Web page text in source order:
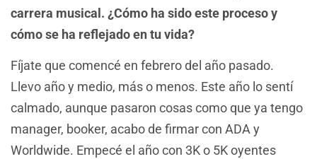
carrera musical. ¿Cómo ha sido este proceso y
cómo se ha reflejado en tu vida?
Fíjate que comencé en febrero del año pasado.
Llevo año y medio, más o menos. Este año lo sentí
calmado, aunque pasaron cosas como que ya tengo
manager, booker, acabo de firmar con ADA y
Worldwide. Empecé el año con 3K o 5K oyentes